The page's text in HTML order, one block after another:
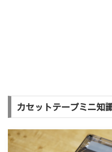
カセットテープミニ知